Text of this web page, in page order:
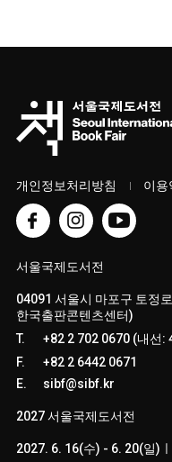
개인정보처리방침 이용
서울국제도서전
04091 서울시 마포구 토정
한국출판콘텐츠센터)
T.
+82 2 702 0670 (내선:
F.
+82 2 6442 0671
E.
sibf@sibf.kr
2027 서울국제도서전
2027. 6. 16(수) - 6. 20(일)